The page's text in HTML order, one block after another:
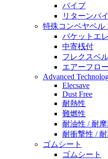
パイプ
リターンパ
特殊コンベヤベル
バケットエ
中寄桟付
フレクスベ
エアーフロー
Advanced
Elecsave
Dust Free
耐熱性
難燃性
耐油性 / 耐
耐衝撃性 /
ゴムシート
ゴムシート